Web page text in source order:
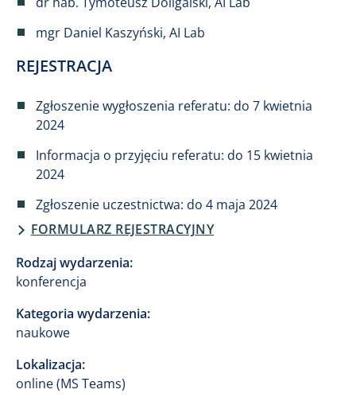
mgr Daniel Kaszyński, AI Lab
REJESTRACJA
Zgłoszenie wygłoszenia referatu: do 7 kwietnia
2024
Informacja o przyjęciu referatu: do 15 kwietnia
2024
Zgłoszenie uczestnictwa: do 4 maja 2024
FORMULARZ REJESTRACYJNY
Rodzaj wydarzenia:
konferencja
Kategoria wydarzenia:
naukowe
Lokalizacja:
online (MS Teams)